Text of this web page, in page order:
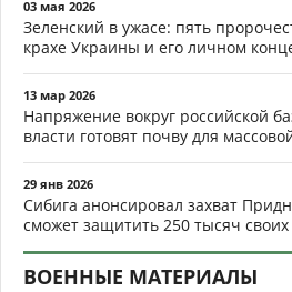
03 мая 2026
Зеленский в ужасе: пять
крахе Украины и его личном
13 мар 2026
Напряжение вокруг российской
власти готовят почву для
29 янв 2026
Сибига анонсировал захват
сможет защитить 250 тысяч своих
ВОЕННЫЕ МАТЕРИАЛЫ